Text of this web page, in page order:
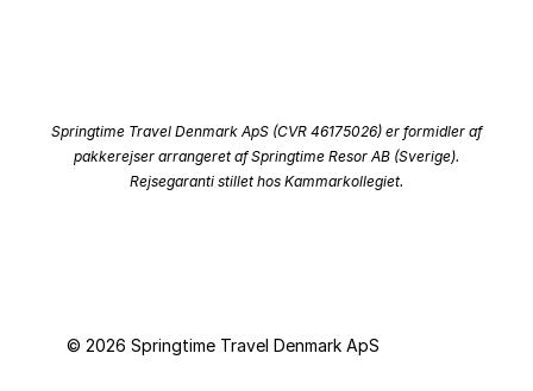
Springtime Travel Denmark ApS (CVR 46175026) er formidler af
pakkerejser arrangeret af Springtime Resor AB (Sverige).
Rejsegaranti stillet hos Kammarkollegiet.
© 2026 Springtime Travel Denmark ApS